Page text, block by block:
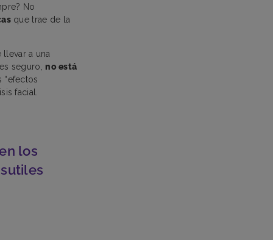
No
que trae de la
llevar a una
es seguro,no está
facial.
los